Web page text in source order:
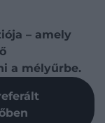
– amely
a mélyűrbe.